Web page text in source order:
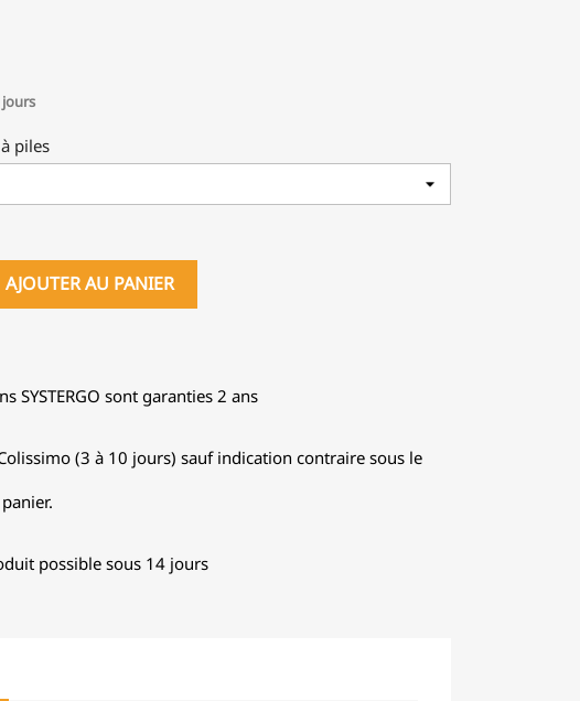
jours
piles
AJOUTER AU PANIER
SYSTERGO sont garanties 2 ans
(3 à 10 jours) sauf indication contraire sous le
possible sous 14 jours